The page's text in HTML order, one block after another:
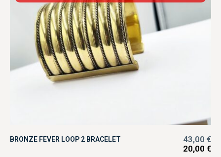
BRONZE FEVER LOOP 2 BRACELET 43,00€
20,00 €